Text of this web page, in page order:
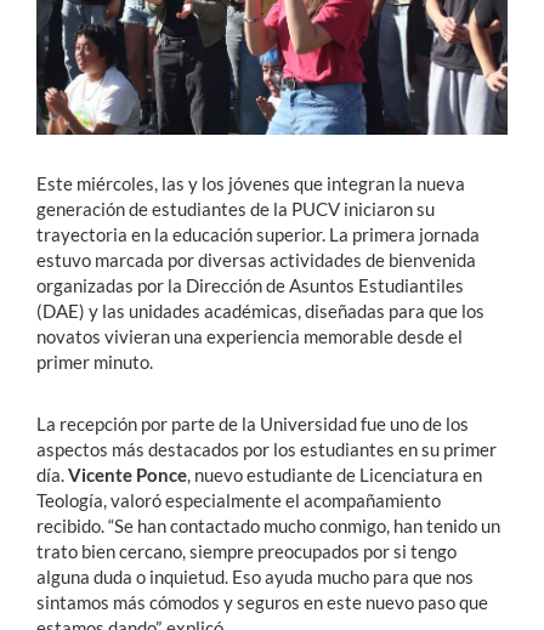
Alumni
English
Este miércoles, las y los jóvenes que integran la nueva
generación de estudiantes de la PUCV iniciaron su
trayectoria en la educación superior. La primera jornada
estuvo marcada por diversas actividades de bienvenida
organizadas por la Dirección de Asuntos Estudiantiles
(DAE) y las unidades académicas, diseñadas para que los
novatos vivieran una experiencia memorable desde el
primer minuto.
La recepción por parte de la Universidad fue uno de los
aspectos más destacados por los estudiantes en su primer
día. Vicente Ponce , nuevo estudiante de Licenciatura en
Teología, valoró especialmente el acompañamiento
recibido. “Se han contactado mucho conmigo, han tenido un
trato bien cercano, siempre preocupados por si tengo
alguna duda o inquietud. Eso ayuda mucho para que nos
sintamos más cómodos y seguros en este nuevo paso que